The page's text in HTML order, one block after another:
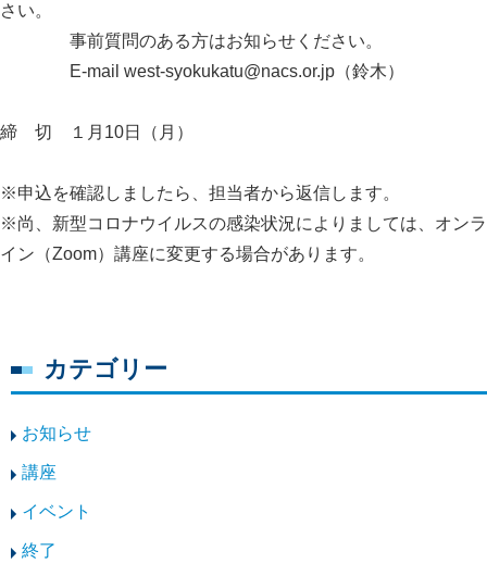
さい。
事前質問のある方はお知らせください。
E-mail west-syokukatu@nacs.or.jp（鈴木）
締 切 １月10日（月）
※申込を確認しましたら、担当者から返信します。
※尚、新型コロナウイルスの感染状況によりましては、オンラ
イン（Zoom）講座に変更する場合があります。
カテゴリー
お知らせ
講座
イベント
終了